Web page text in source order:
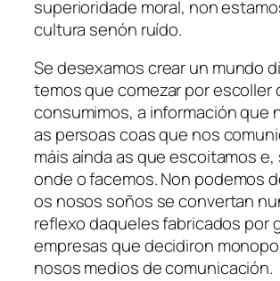
superioridade moral, non
cultura senón ruído.
Se desexamos crear un mundo
temos que comezar por escoller
consumimos, a información que
as persoas coas que nos
máis aínda as que escoitamos
onde o facemos. Non podemos
os nosos soños se convertan
reflexo daqueles fabricados por
empresas que decidiron
nosos medios de comunicación.